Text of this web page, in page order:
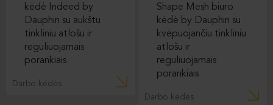
Darbo kėdės
Darbo kėdės